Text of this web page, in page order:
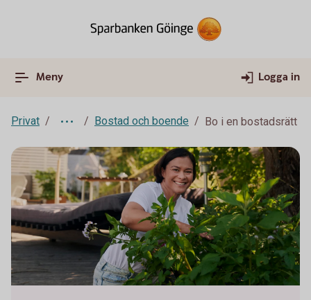
Meny Logga in
Privat Bostad och boende Bo i en bostadsrätt